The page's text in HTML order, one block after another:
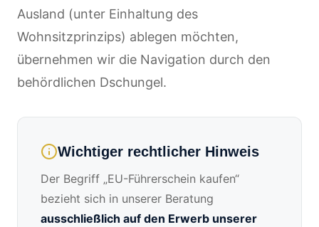
Ausland (unter Einhaltung des
Wohnsitzprinzips) ablegen möchten,
übernehmen wir die Navigation durch den
behördlichen Dschungel.
Wichtiger rechtlicher Hinweis
Der Begriff „EU-Führerschein kaufen“
bezieht sich in unserer Beratung
ausschließlich auf den Erwerb unserer